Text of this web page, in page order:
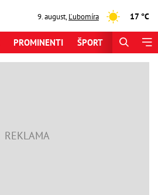
9. august,Ľubomíra 17 °C
PROMINENTI ŠPORT